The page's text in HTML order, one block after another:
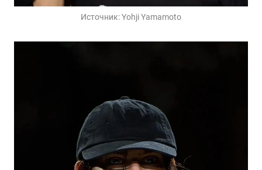
Источник:Yohji Yamamoto